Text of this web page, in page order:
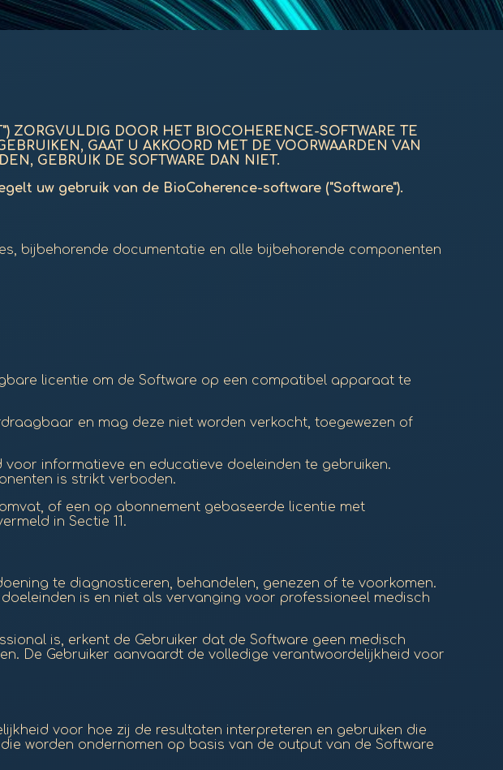
ZORGVULDIG DOOR HET BIOCOHERENCE-SOFTWARE TE
GAAT U AKKOORD MET DE VOORWAARDEN VAN
GEBRUIK DE SOFTWARE DAN NIET.
uw gebruik van de BioCoherence-software ("Software").
bijbehorende documentatie en alle bijbehorende componenten
licentie om de Software op een compatibel apparaat te
en mag deze niet worden verkocht, toegewezen of
informatieve en educatieve doeleinden te gebruiken.
is strikt verboden.
of een op abonnement gebaseerde licentie met
in Sectie 11.
te diagnosticeren, behandelen, genezen of te voorkomen.
is en niet als vervanging voor professioneel medisch
is, erkent de Gebruiker dat de Software geen medisch
De Gebruiker aanvaardt de volledige verantwoordelijkheid voor
voor hoe zij de resultaten interpreteren en gebruiken die
worden ondernomen op basis van de output van de Software